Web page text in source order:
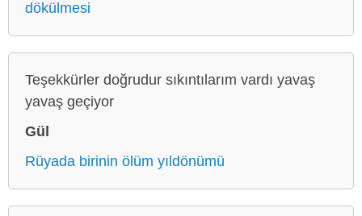
dökülmesi
Teşekkürler doğrudur sıkıntılarım vardı yavaş
yavaş geçiyor
Gül
Rüyada birinin ölüm yıldönümü